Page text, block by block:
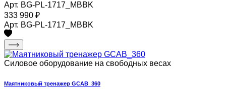
Арт. BG-PL-1717_MBBK
333 990 ₽
Арт. BG-PL-1717_MBBK
Силовое оборудование на свободных весах
Маятниковый тренажер GCAB_360